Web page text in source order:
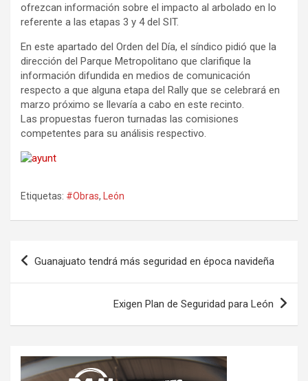
ofrezcan información sobre el impacto al arbolado en lo
referente a las etapas 3 y 4 del SIT.
En este apartado del Orden del Día, el síndico pidió que la
dirección del Parque Metropolitano que clarifique la
información difundida en medios de comunicación
respecto a que alguna etapa del Rally que se celebrará en
marzo próximo se llevaría a cabo en este recinto.
Las propuestas fueron turnadas las comisiones
competentes para su análisis respectivo.
Etiquetas: #Obras, León
Navegación
Guanajuato tendrá más seguridad en época navideña
Exigen Plan de Seguridad para León